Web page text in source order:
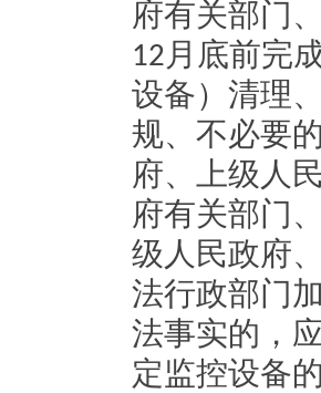
府有关部门
12月底前完
设备）清理
规、不必要
府、上级人
府有关部门
级人民政府
法行政部门
法事实的，
定监控设备